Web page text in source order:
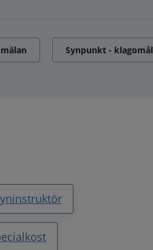
Synpunkt - klagomål